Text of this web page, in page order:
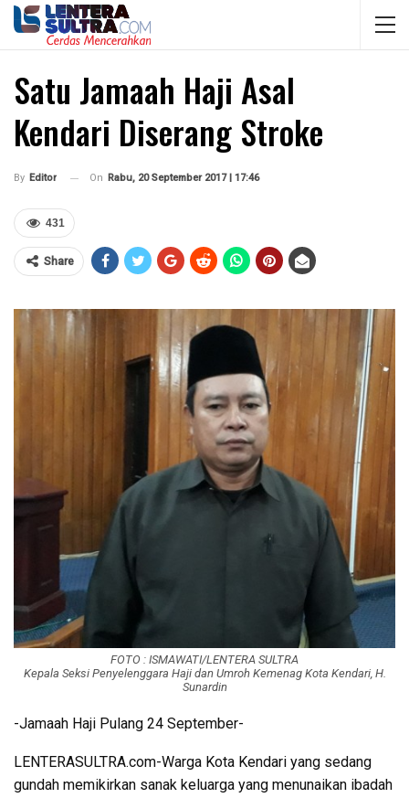
Satu Jamaah Haji Asal
Kendari Diserang Stroke
By Editor On Rabu, 20 September 2017 | 17:46
431
Share
FOTO : ISMAWATI/LENTERA SULTRA
Kepala Seksi Penyelenggara Haji dan Umroh Kemenag Kota Kendari, H.
Sunardin
-Jamaah Haji Pulang 24 September-
LENTERASULTRA.com-Warga Kota Kendari yang sedang
gundah memikirkan sanak keluarga yang menunaikan ibadah